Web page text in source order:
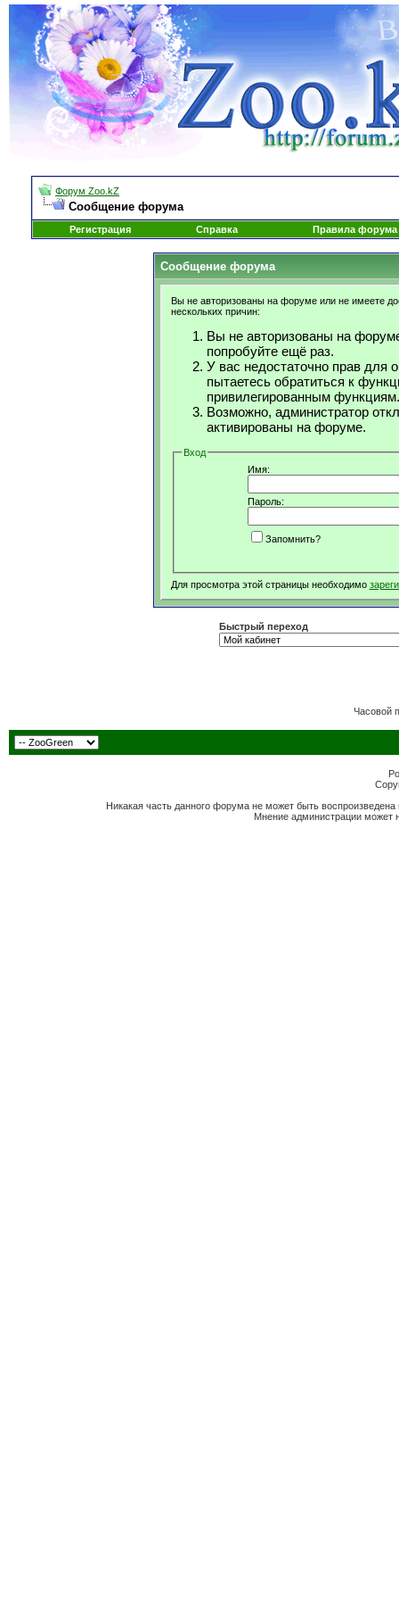
Форум Zoo.kZ
Сообщение форума
Регистрация Справка Правила форума
Сообщение форума
Вы не авторизованы на форуме или не имеете
нескольких причин:
Вы не авторизованы на
попробуйте ещё раз.
У вас недостаточно прав для
пытаетесь обратиться к
привилегированным функциям.
Возможно, администратор
активированы на форуме.
Вход
Имя:
Пароль:
Запомнить?
Для просмотра этой страницы необходимо
Быстрый переход
Часовой
Никакая часть данного форума не может быть
Мнение администрации может